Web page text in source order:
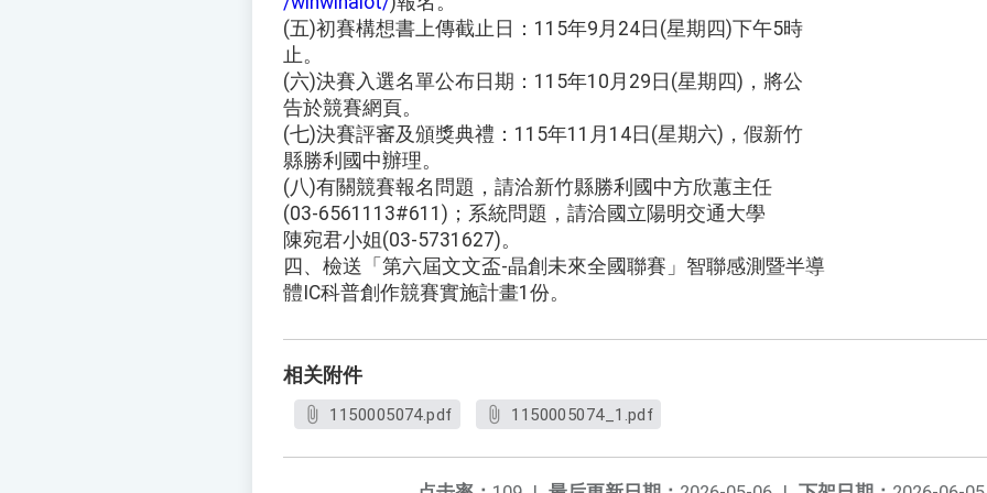
(五)初賽構想書上傳截止日：115年9月24日(星期四)下午5時
止。
(六)決賽入選名單公布日期：115年10月29日(星期四)，將公
告於競賽網頁。
(七)決賽評審及頒獎典禮：115年11月14日(星期六)，假新竹
縣勝利國中辦理。
(八)有關競賽報名問題，請洽新竹縣勝利國中方欣蕙主任
(03-6561113#611)；系統問題，請洽國立陽明交通大學
陳宛君小姐(03-5731627)。
四、檢送「第六屆文文盃-晶創未來全國聯賽」智聯感測暨半導
體IC科普創作競賽實施計畫1份。
相关附件
1150005074.pdf 1150005074_1.pdf